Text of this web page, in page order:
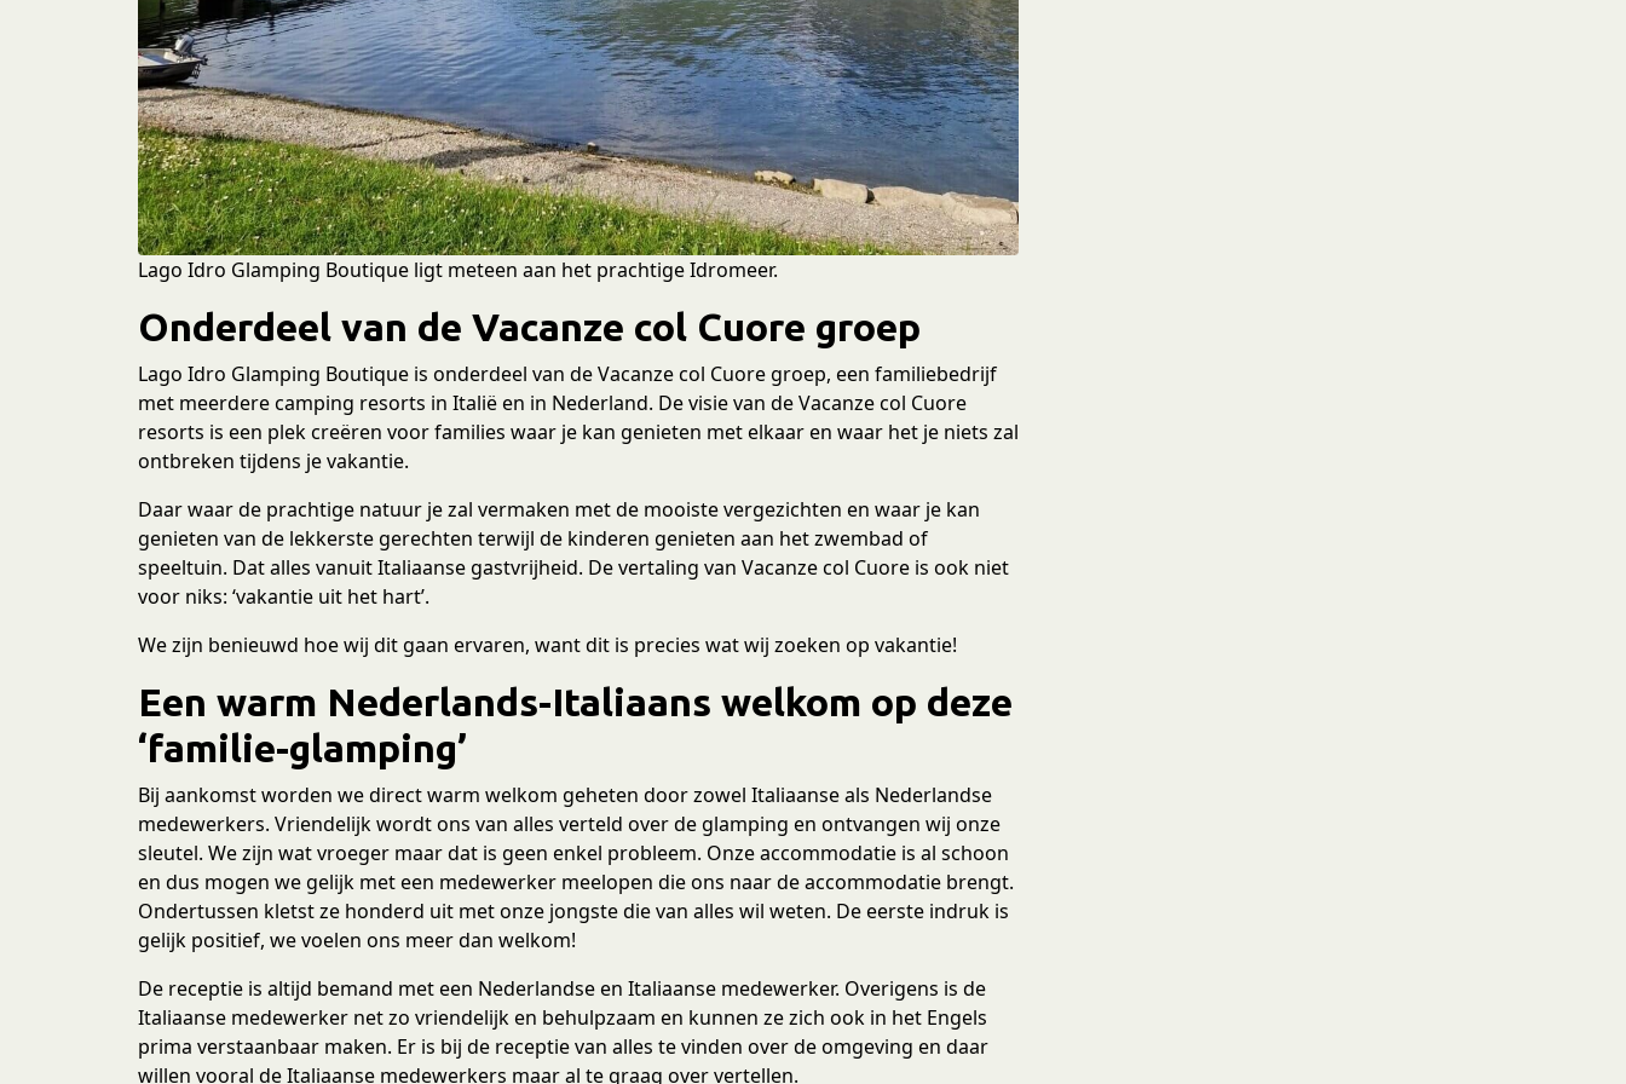
c
t
i
e
Lago Idro Glamping Boutique ligt meteen aan het prachtige Idromeer.
Onderdeel van de Vacanze col Cuore groep
Lago Idro Glamping Boutique is onderdeel van de Vacanze col Cuore groep, een familiebedrijf
met meerdere camping resorts in Italië en in Nederland. De visie van de Vacanze col Cuore
resorts is een plek creëren voor families waar je kan genieten met elkaar en waar het je niets zal
ontbreken tijdens je vakantie.
Daar waar de prachtige natuur je zal vermaken met de mooiste vergezichten en waar je kan
genieten van de lekkerste gerechten terwijl de kinderen genieten aan het zwembad of
speeltuin. Dat alles vanuit Italiaanse gastvrijheid. De vertaling van Vacanze col Cuore is ook niet
voor niks: ‘vakantie uit het hart’.
We zijn benieuwd hoe wij dit gaan ervaren, want dit is precies wat wij zoeken op vakantie!
Een warm Nederlands-Italiaans welkom op deze
‘familie-glamping’
Bij aankomst worden we direct warm welkom geheten door zowel Italiaanse als Nederlandse
medewerkers. Vriendelijk wordt ons van alles verteld over de glamping en ontvangen wij onze
sleutel. We zijn wat vroeger maar dat is geen enkel probleem. Onze accommodatie is al schoon
en dus mogen we gelijk met een medewerker meelopen die ons naar de accommodatie brengt.
Ondertussen kletst ze honderd uit met onze jongste die van alles wil weten. De eerste indruk is
gelijk positief, we voelen ons meer dan welkom!
De receptie is altijd bemand met een Nederlandse en Italiaanse medewerker. Overigens is de
Italiaanse medewerker net zo vriendelijk en behulpzaam en kunnen ze zich ook in het Engels
prima verstaanbaar maken. Er is bij de receptie van alles te vinden over de omgeving en daar
willen vooral de Italiaanse medewerkers maar al te graag over vertellen.